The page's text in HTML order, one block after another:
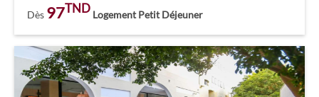
Dès 97TND Logement Petit Déjeuner